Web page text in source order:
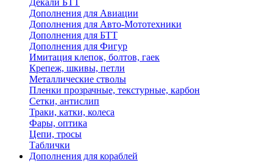
Декали БТТ
Дополнения для Авиации
Дополнения для Авто-Мототехники
Дополнения для БТТ
Дополнения для Фигур
Имитация клепок, болтов, гаек
Крепеж, шкивы, петли
Металлические стволы
Пленки прозрачные, текстурные, карбон
Сетки, антислип
Траки, катки, колеса
Фары, оптика
Цепи, тросы
Таблички
Дополнения для кораблей